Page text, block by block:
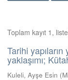
Toplam kayıt 1,
Tarihi
yaklaşımı;
Kuleli, Ayşe Esin (